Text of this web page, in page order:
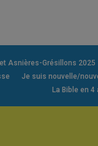
Asnières-Grésillons 2025
Je suis nouvelle/
La Bible en 4